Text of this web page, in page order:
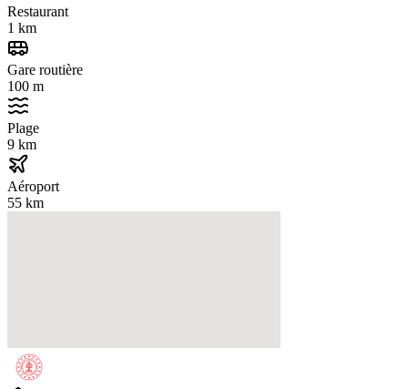
Restaurant
1 km
Gare routière
100 m
Plage
9 km
Aéroport
55 km